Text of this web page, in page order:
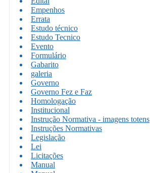
Empenhos
Errata
Estudo técnico
Estudo Tecnico
Evento
Formulário
Gabarito
galeria
Governo
Governo Fez e Faz
Homologação
Institucional
Instrução Normativa - imagens totens
Instruções Normativas
Legislação
Lei
Licitações
Manual